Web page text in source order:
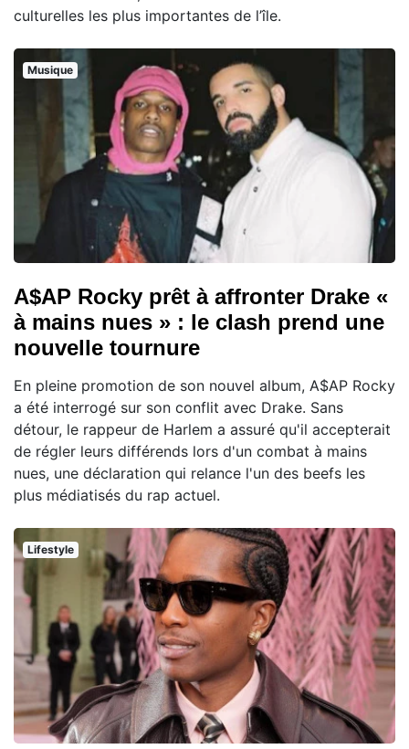
culturelles les plus importantes de l’île.
Musique
A$AP Rocky prêt à affronter Drake «
à mains nues » : le clash prend une
nouvelle tournure
En pleine promotion de son nouvel album, A$AP Rocky
a été interrogé sur son conflit avec Drake. Sans
détour, le rappeur de Harlem a assuré qu'il accepterait
de régler leurs différends lors d'un combat à mains
nues, une déclaration qui relance l'un des beefs les
plus médiatisés du rap actuel.
Lifestyle